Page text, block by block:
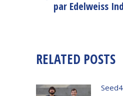
post:
par Edelweiss
RELATED POSTS